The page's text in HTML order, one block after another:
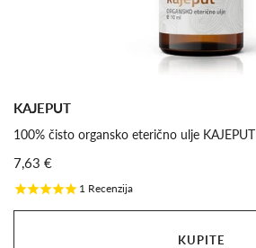
KAJEPUT
100% čisto organsko eterično ulje KAJEPUT
7,63 €
1 Recenzija
KUPITE